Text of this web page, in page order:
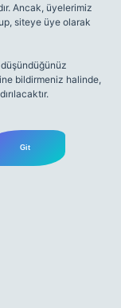
Ancak, üyelerimiz
siteye üye olarak
bildirmeniz halinde,